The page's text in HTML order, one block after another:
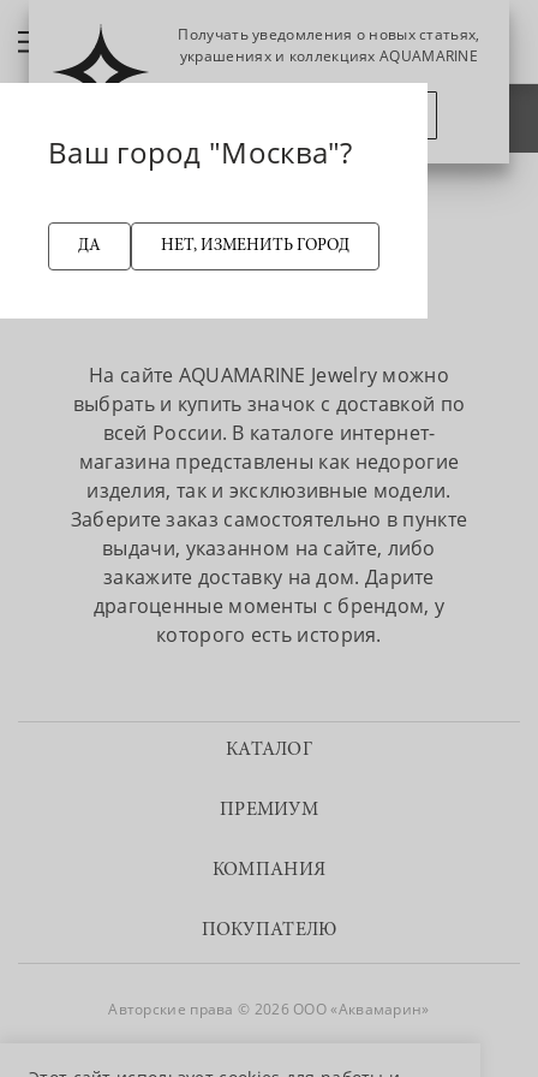
Главная страница Заказ в производство Значок
ЗНАЧОК
На сайте AQUAMARINE Jewelry можно
выбрать и купить значок с доставкой по
всей России. В каталоге интернет-
магазина представлены как недорогие
изделия, так и эксклюзивные модели.
Заберите заказ самостоятельно в пункте
выдачи, указанном на сайте, либо
закажите доставку на дом. Дарите
драгоценные моменты с брендом, у
которого есть история.
КАТАЛОГ
ПРЕМИУМ
КОМПАНИЯ
ПОКУПАТЕЛЮ
Авторские права © 2026 ООО «Аквамарин»
Ваш город "Москва"?
ДА НЕТ, ИЗМЕНИТЬ ГОРОД
Получать уведомления о новых статьях,
украшениях и коллекциях AQUAMARINE